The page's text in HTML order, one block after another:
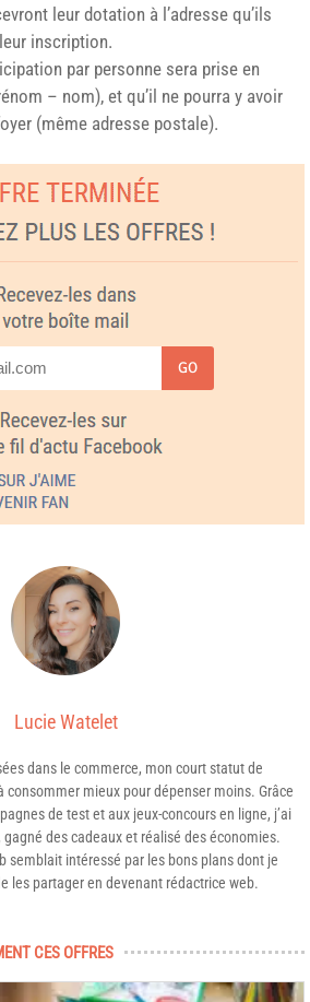
leur dotation à l’adresse qu’ils
inscription.
par personne sera prise en
– nom), et qu’il ne pourra y avoir
(même adresse postale).
GO
Lucie Watelet
dans le commerce, mon court statut de
consommer mieux pour dépenser moins. Grâce
de test et aux jeux-concours en ligne, j’ai
des cadeaux et réalisé des économies.
semblait intéressé par les bons plans dont je
les partager en devenant rédactrice web.
CES OFFRES